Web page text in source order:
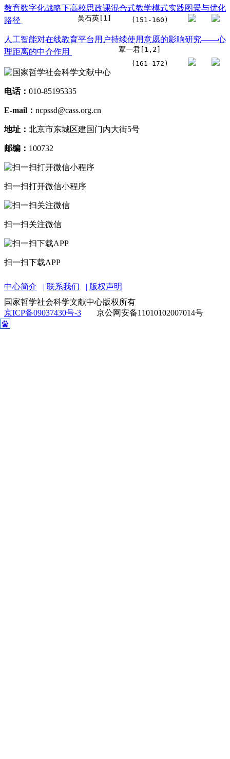
教育数字化战略下高校思政课混合式教学模式实践图景与优化
路径
吴石英[1] (151-160)
人工智能对在线教育平台用户持续使用意愿的影响研究——心
理距离的中介作用
覃一君[1,2]
(161-172)
电话： 010-85195335
E-mail： ncpssd@cass.org.cn
地址： 北京市东城区建国门内大街5号
邮编： 100732
扫一扫打开微信小程序
扫一扫关注微信
扫一扫下载APP
中心简介 联系我们
版权声明
国家哲学社会科学文献中心版权所有
京ICP备09037430号-3
京公网安备11010102007014号